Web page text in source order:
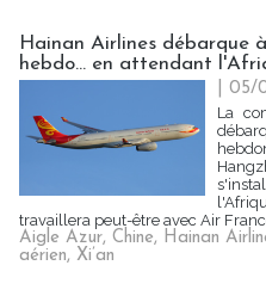
Hainan Airlines débarque
hebdo... en attendant
| 05/
La
travaillera peut-être avec Air
Aigle Azur, Chine, Hainan
aérien, Xi’an